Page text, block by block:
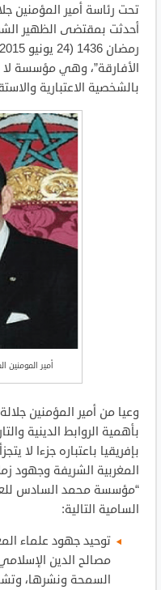
تحت رئاسة أمير المؤمنين
الأفارقة”، وهي مؤسسة
بالشخصية الاعتبارية
أمير المومنين
وعيا من أمير المؤمنين
بأهمية الروابط الدينية
بإفريقيا باعتباره جزءا لا
المغربية الشريفة وجهود
“مؤسسة محمد السادس
السامية التالية:
توحيد جهود علماء
مصالح الدين
السمحة ونشرها،